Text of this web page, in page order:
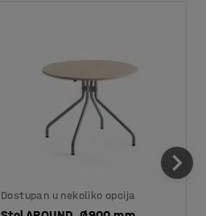
Dostupan u nekoliko opcija